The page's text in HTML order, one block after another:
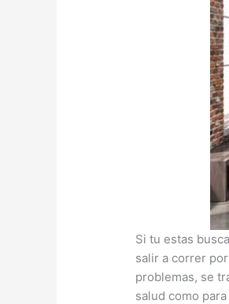
Si tu estas
salir a correr
problemas, se
salud como